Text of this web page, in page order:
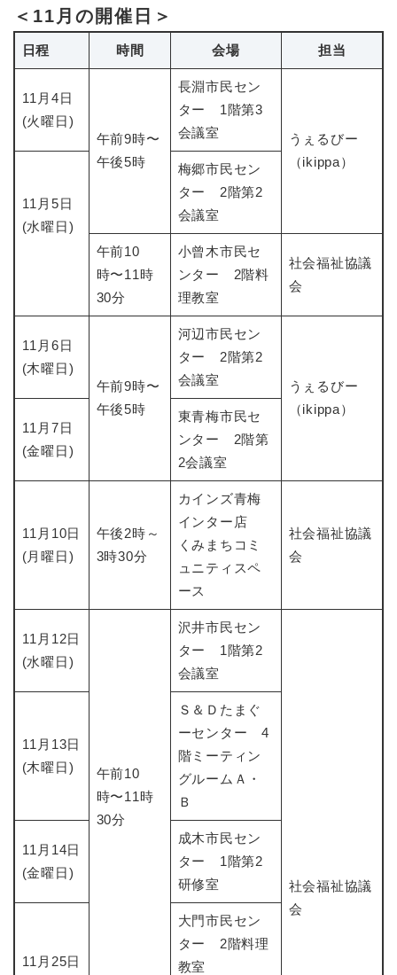
＜11月の開催日＞
日程 時間 会場 担当
11月4日
(火曜日)
午前9時〜
午後5時
長淵市民セン
ター 1階第3
会議室
うぇるびー
（ikippa）
11月5日
(水曜日)
梅郷市民セン
ター 2階第2
会議室
午前10
時〜11時
30分
小曾木市民セ
ンター 2階料
理教室
​社会福祉協議
会
11月6日
(木曜日)
午前9時〜
午後5時
河辺市民セン
ター 2階第2
会議室
うぇるびー
（ikippa）
11月7日
(金曜日)
東青梅市民セ
ンター 2階第
2会議室
11月10日
(月曜日)
午後2時～
3時30分
カインズ青梅
インター店
くみまちコミ
ュニティスペ
ース
社会福祉協議
会
11月12日
(水曜日)
午前10
時〜11時
30分
沢井市民セン
ター 1階第2
会議室
社会福祉協議
会
11月13日
(木曜日)
Ｓ＆Ｄたまぐ
ーセンター 4
階ミーティン
グルームＡ・
Ｂ
11月14日
(金曜日)
成木市民セン
ター 1階第2
研修室
11月25日
大門市民セン
ター 2階料理
教室